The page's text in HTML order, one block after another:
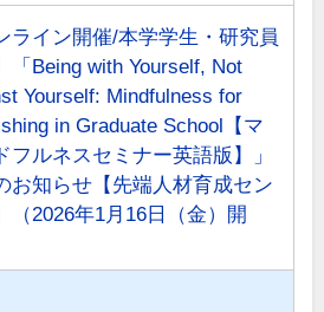
ライン開催/本学学生・研究員
「Being with Yourself, Not
Yourself: Mindfulness for
in Graduate School【マ
フルネスセミナー英語版】」
お知らせ【先端人材育成セン
（2026年1月16日（金）開